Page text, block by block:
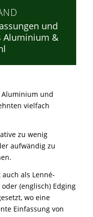
und
Aluminium &
Aluminium und
vielfach
zu wenig
aufwändig zu
als Lenné-
(englisch) Edging
wo eine
Einfassung von